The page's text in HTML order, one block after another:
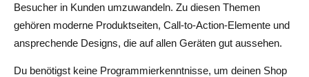
Besucher in Kunden umzuwandeln. Zu diesen Themen
gehören moderne Produktseiten, Call-to-Action-Elemente und
ansprechende Designs, die auf allen Geräten gut aussehen.
Du benötigst keine Programmierkenntnisse, um deinen Shop